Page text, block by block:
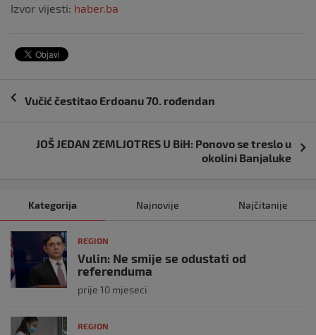
Izvor vijesti: haber.ba
Navigacija
Vučić čestitao Erdoanu 70. rođendan
JOŠ JEDAN ZEMLJOTRES U BiH: Ponovo se treslo u
okolini Banjaluke
Kategorija Najnovije Najčitanije
REGION
Vulin: Ne smije se odustati od
referenduma
prije 10 mjeseci
REGION